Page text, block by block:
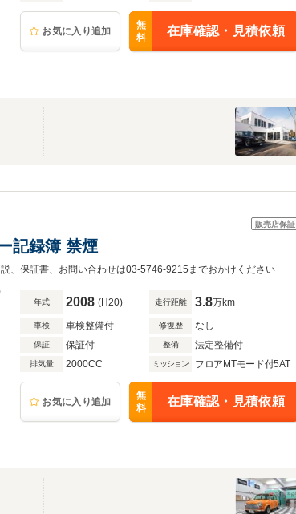
お気に入り追加
無
料
在庫確認・見積依頼
販売店保証
記録簿 禁煙
、保証書、お問い合わせは03-5746-9215までおかけください
年式 2008 (H20) 走行距離 3.8万km
車検 車検整備付 修復歴 なし
保証 保証付 整備 法定整備付
排気量 2000CC ミッション フロアMTモード付5AT
お気に入り追加
無
料
在庫確認・見積依頼